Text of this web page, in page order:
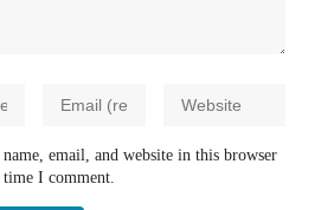
name, email, and website in this browser
I comment.